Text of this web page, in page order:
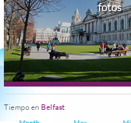
fotos
Tiempo en Belfast